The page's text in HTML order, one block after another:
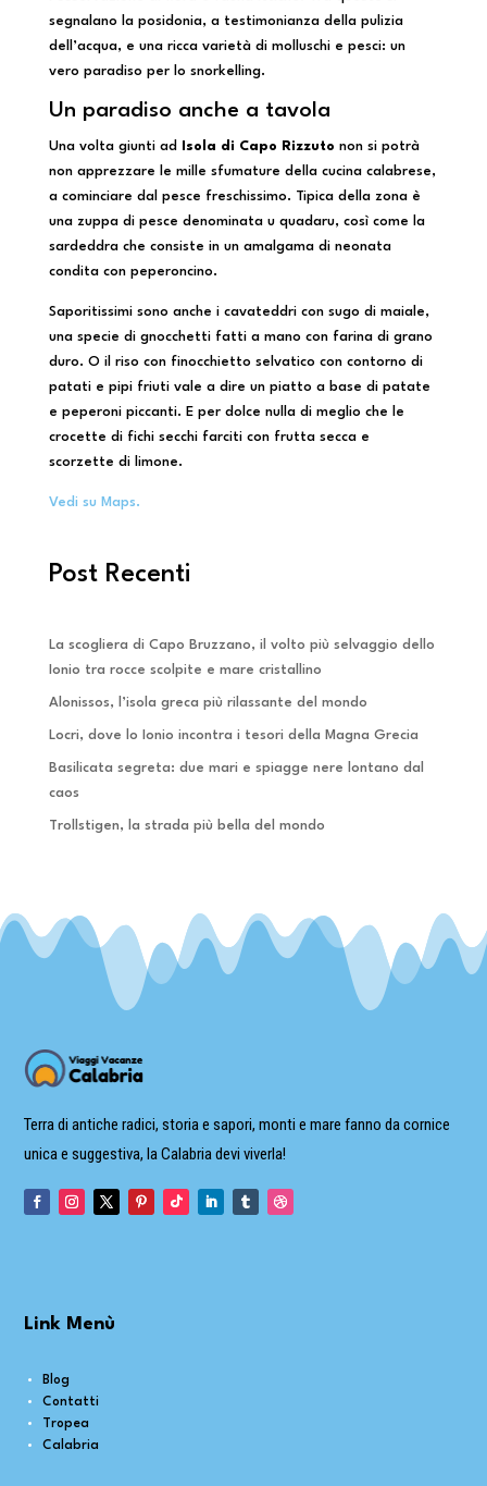
segnalano la posidonia, a testimonianza della pulizia
dell’acqua, e una ricca varietà di molluschi e pesci: un
vero paradiso per lo snorkelling.
Un paradiso anche a tavola
Una volta giunti ad Isola di Capo Rizzuto non si potrà
non apprezzare le mille sfumature della cucina calabrese,
a cominciare dal pesce freschissimo. Tipica della zona è
una zuppa di pesce denominata u quadaru, così come la
sardeddra che consiste in un amalgama di neonata
condita con peperoncino.
Saporitissimi sono anche i cavateddri con sugo di maiale,
una specie di gnocchetti fatti a mano con farina di grano
duro. O il riso con finocchietto selvatico con contorno di
patati e pipi friuti vale a dire un piatto a base di patate
e peperoni piccanti. E per dolce nulla di meglio che le
crocette di fichi secchi farciti con frutta secca e
scorzette di limone.
Vedi su Maps.
Post Recenti
La scogliera di Capo Bruzzano, il volto più selvaggio dello
Ionio tra rocce scolpite e mare cristallino
Alonissos, l’isola greca più rilassante del mondo
Locri, dove lo Ionio incontra i tesori della Magna Grecia
Basilicata segreta: due mari e spiagge nere lontano dal
caos
Trollstigen, la strada più bella del mondo
Terra di antiche radici, storia e sapori, monti e mare fanno da cornice
unica e suggestiva, la Calabria devi viverla!
Link Menù
Blog
Contatti
Tropea
Calabria